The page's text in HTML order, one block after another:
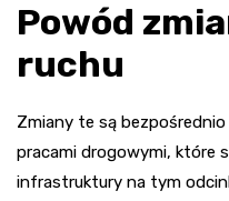
Powód
ruchu
Zmiany te są
pracami drogowymi, które
infrastruktury na tym